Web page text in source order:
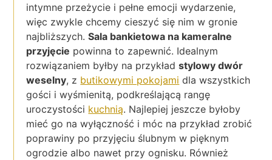
intymne przeżycie i pełne emocji wydarzenie,
więc zwykle chcemy cieszyć się nim w gronie
najbliższych.Sala bankietowa na kameralne
przyjęcie powinna to zapewnić. Idealnym
rozwiązaniem byłby na przykładstylowy dwór
weselny, z butikowymi pokojami dla wszystkich
gości i wyśmienitą, podkreślającą rangę
uroczystości kuchnią. Najlepiej jeszcze byłoby
mieć go na wyłączność i móc na przykład zrobić
poprawiny po przyjęciu ślubnym w pięknym
ogrodzie albo nawet przy ognisku. Również